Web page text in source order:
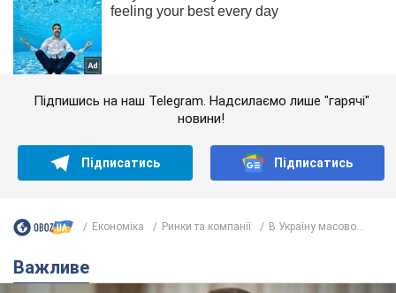
Підпишись на наш Telegram. Надсилаємо лише "гарячі"
новини!
Підписатись Підписатись
Економіка Ринки та компанії В Україну масово...
Важливе